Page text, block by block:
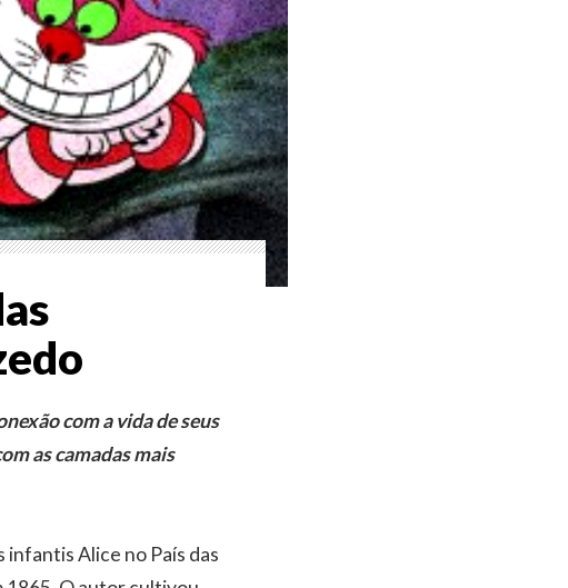
com a vida de seus
as camadas mais
Alice no País das